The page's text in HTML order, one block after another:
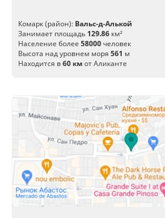
Комарк (район): Вальс-д-Алькой
Занимает площадь 129.86 км²
Население более 58000 человек
Высота над уровнем моря 561 м
Находится в60 кмот Аликанте